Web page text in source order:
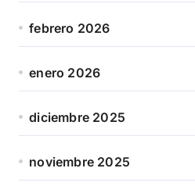
febrero 2026
enero 2026
diciembre 2025
noviembre 2025